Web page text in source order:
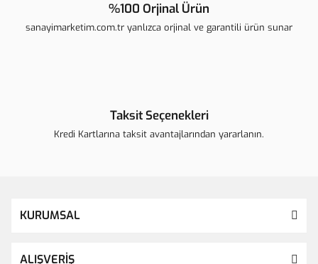
%100 Orjinal Ürün
sanayimarketim.com.tr yanlızca orjinal ve garantili ürün sunar
Taksit Seçenekleri
Kredi Kartlarına taksit avantajlarından yararlanın.
KURUMSAL
ALIŞVERİŞ